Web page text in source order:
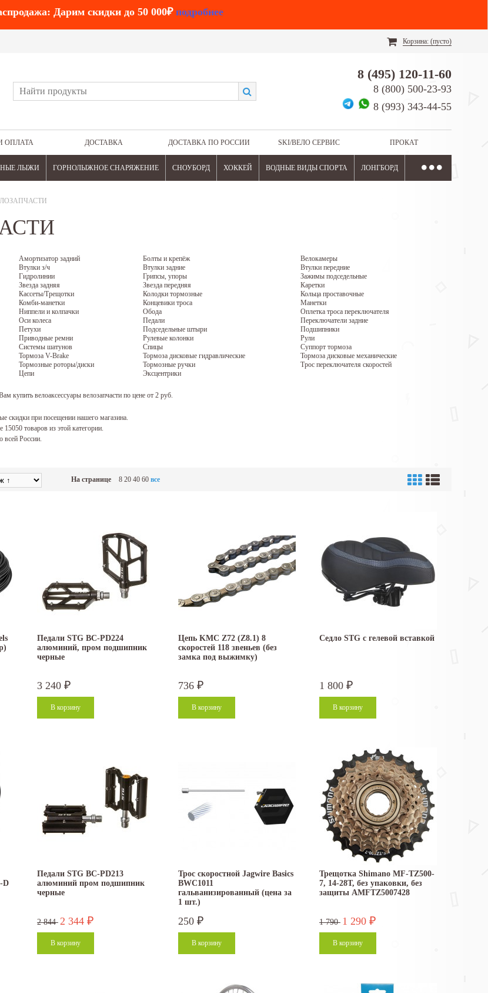
Дарим скидки до 50 000₽подробнее
Корзина: (пусто)
8 (495) 120-11-60
8 (800) 500-23-93
8 (993) 343-44-55
ОПЛАТА ДОСТАВКА ДОСТАВКА ПО РОССИИ SKI/ВЕЛО СЕРВИС ПРОКАТ
ЛЫЖИ ГОРНОЛЫЖНОЕ СНАРЯЖЕНИЕ СНОУБОРД ХОККЕЙ ВОДНЫЕ ВИДЫ СПОРТА ЛОНГБОРД
Амортизатор задний Болты и крепёж
Велокамеры
Втулки з/ч Втулки задние
Втулки передние
Гидролинии Грипсы, упоры
Зажимы подседельные
Звезда задняя Звезда передняя
Каретки
Кассеты/Трещотки Колодки тормозные
Кольца проставочные
Комби-манетки Концевики троса
Манетки
Ниппели и колпачки Обода
Оплетка троса переключателя
Оси колеса Педали
Переключатели задние
Петухи Подседельные штыри
Подшипники
Приводные ремни Рулевые колонки
Рули
Системы шатунов Спицы
Суппорт тормоза
Тормоза V-Brake Тормоза дисковые гидравлические
Тормоза дисковые механические
Тормозные роторы/диски Тормозные ручки
Трос переключателя скоростей
Цепи Эксцентрики
купить велоаксессуары велозапчасти по цене от 2 руб.
скидки при посещении нашего магазина.
15050 товаров из этой категории.
всей России.
На странице 8 20 40 60 все
Педали STG BC-PD224
алюминий, пром подшипник
черные
3 240 ₽
Цепь KMC Z72 (Z8.1) 8
скоростей 118 звеньев (без
замка под выжимку)
736 ₽
Седло STG с гелевой вставкой
1 800 ₽
D
Педали STG BC-PD213
алюминий пром подшипник
черные
2 844 2 344 ₽
Трос скоростной Jagwire Basics
BWC1011
гальванизированный (цена за
1 шт.)
250 ₽
Трещотка Shimano MF-TZ500-
7, 14-28T, без упаковки, без
защиты AMFTZ5007428
1 790 1 290 ₽